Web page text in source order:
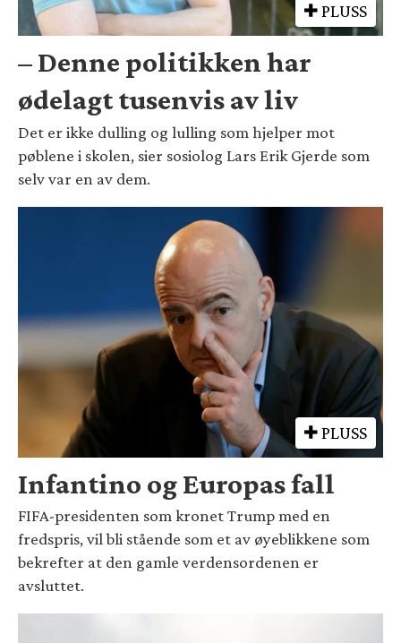
PLUSS
– Denne politikken har
ødelagt tusenvis av liv
Det er ikke dulling og lulling som hjelper mot
pøblene i skolen, sier sosiolog Lars Erik Gjerde som
selv var en av dem.
PLUSS
Infantino og Europas fall
FIFA-presidenten som kronet Trump med en
fredspris, vil bli stående som et av øyeblikkene som
bekrefter at den gamle verdensordenen er
avsluttet.